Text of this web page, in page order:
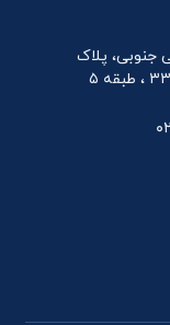
جنوبی، پلاک